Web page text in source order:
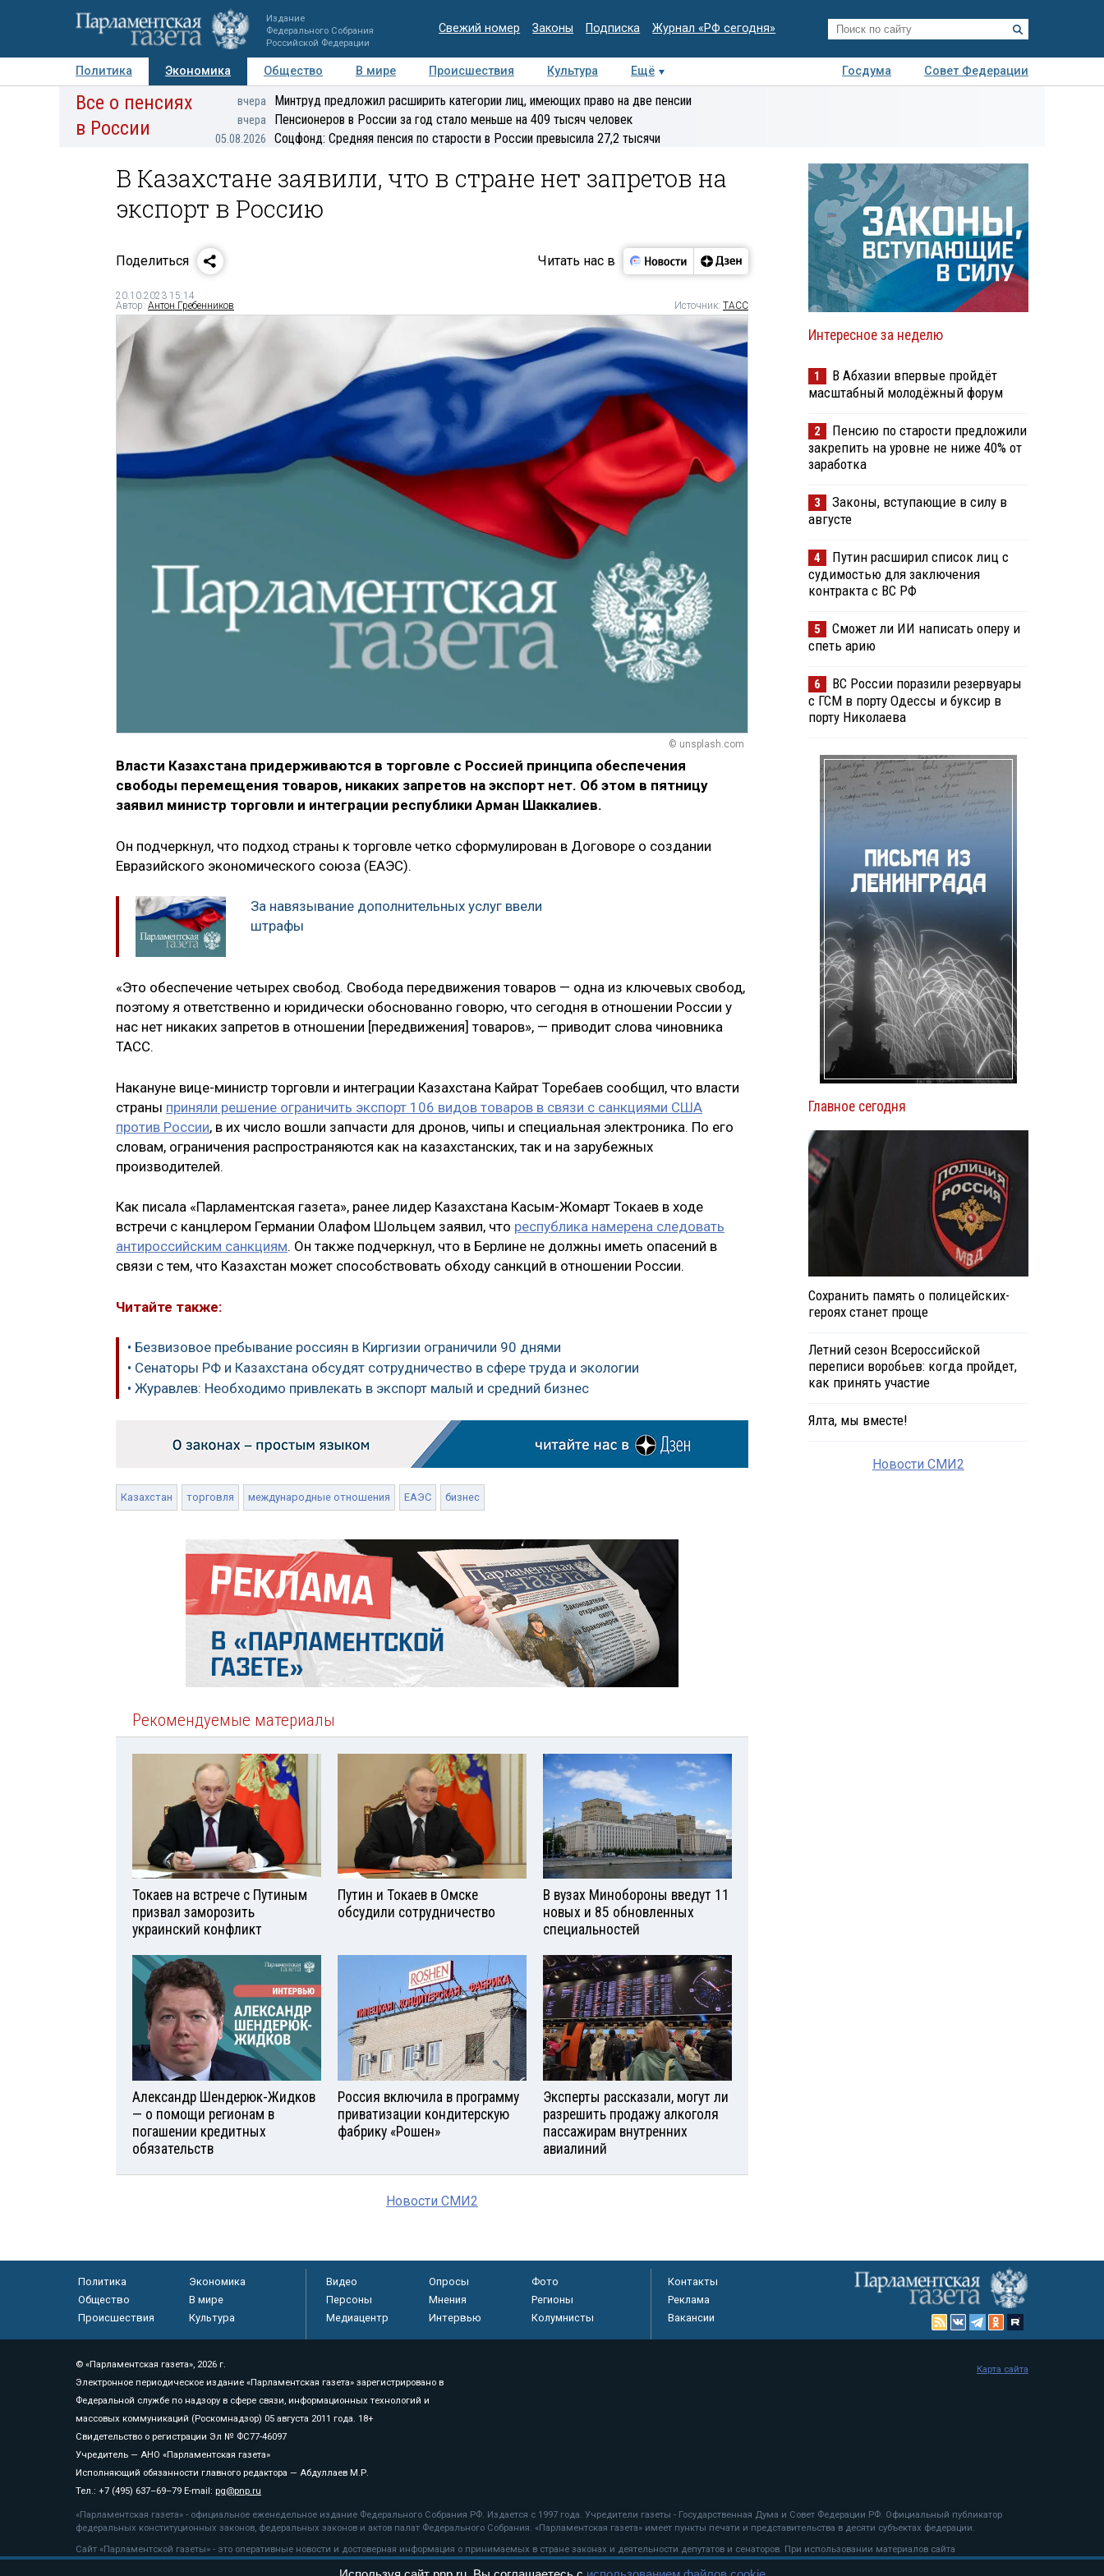
Издание
Федерального Собрания
Российской Федерации
Свежий номер Законы Подписка Журнал «РФ сегодня»
Политика Экономика Общество В мире Происшествия Культура Ещё Госдума
Совет Федерации
Авторы Персоны Мнения Регионы Медиацентр Интервью Колумнисты
Деловая
Все о пенсиях
в России
вчера Минтруд предложил расширить категории лиц, имеющих право на две пенсии
вчера Пенсионеров в России за год стало меньше на 409 тысяч человек
05.08.2026 Соцфонд: Средняя пенсия по старости в России превысила 27,2 тысячи
В Казахстане заявили, что в стране нет запретов на
экспорт в Россию
Поделиться Читать нас в
20.10.2023 15:14
Автор: Антон Гребенников Источник: ТАСС
© unsplash.com
Власти Казахстана придерживаются в торговле с Россией принципа обеспечения
свободы перемещения товаров, никаких запретов на экспорт нет. Об этом в пятницу
заявил министр торговли и интеграции республики Арман Шаккалиев.
Он подчеркнул, что подход страны к торговле четко сформулирован в Договоре о создании
Евразийского экономического союза (ЕАЭС).
За навязывание дополнительных услуг ввели
штрафы
«Это обеспечение четырех свобод. Свобода передвижения товаров — одна из ключевых свобод,
поэтому я ответственно и юридически обоснованно говорю, что сегодня в отношении России у
нас нет никаких запретов в отношении [передвижения] товаров», — приводит слова чиновника
ТАСС.
Накануне вице-министр торговли и интеграции Казахстана Кайрат Торебаев сообщил, что власти
страны приняли решение ограничить экспорт 106 видов товаров в связи с санкциями США
против России, в их число вошли запчасти для дронов, чипы и специальная электроника. По его
словам, ограничения распространяются как на казахстанских, так и на зарубежных
производителей.
Как писала «Парламентская газета», ранее лидер Казахстана Касым-Жомарт Токаев в ходе
встречи с канцлером Германии Олафом Шольцем заявил, что республика намерена следовать
антироссийским санкциям. Он также подчеркнул, что в Берлине не должны иметь опасений в
связи с тем, что Казахстан может способствовать обходу санкций в отношении России.
Читайте также:
• Безвизовое пребывание россиян в Киргизии ограничили 90 днями
• Сенаторы РФ и Казахстана обсудят сотрудничество в сфере труда и экологии
• Журавлев: Необходимо привлекать в экспорт малый и средний бизнес
Казахстан торговля международные отношения ЕАЭС бизнес
Рекомендуемые материалы
Токаев на встрече с Путиным
призвал заморозить
украинский конфликт
Путин и Токаев в Омске
обсудили сотрудничество
В вузах Минобороны введут 11
новых и 85 обновленных
специальностей
Александр Шендерюк-Жидков
— о помощи регионам в
погашении кредитных
обязательств
Россия включила в программу
приватизации кондитерскую
фабрику «Рошен»
Эксперты рассказали, могут ли
разрешить продажу алкоголя
пассажирам внутренних
авиалиний
Новости СМИ2
Интересное за неделю
1
В Абхазии впервые пройдёт
масштабный молодёжный форум
2
Пенсию по старости предложили
закрепить на уровне не ниже 40% от
заработка
3
Законы, вступающие в силу в
августе
4
Путин расширил список лиц с
судимостью для заключения
контракта с ВС РФ
5
Сможет ли ИИ написать оперу и
спеть арию
6
ВС России поразили резервуары
с ГСМ в порту Одессы и буксир в
порту Николаева
Главное сегодня
Сохранить память о полицейских-
героях станет проще
Летний сезон Всероссийской
переписи воробьев: когда пройдет,
как принять участие
Ялта, мы вместе!
Новости СМИ2
Политика
Экономика
Общество
В мире
Происшествия
Культура
Видео Опросы
Фото
Персоны
Мнения
Регионы
Медиацентр
Интервью Колумнисты
Контакты
Реклама
Вакансии
© «Парламентская газета», 2026 г.
Электронное периодическое издание «Парламентская газета» зарегистрировано в
Федеральной службе по надзору в сфере связи, информационных технологий и
массовых коммуникаций (Роскомнадзор) 05 августа 2011 года. 18+
Свидетельство о регистрации Эл № ФС77-46097
Учредитель — АНО «Парламентская газета»
Исполняющий обязанности главного редактора — Абдуллаев М.Р.
Тел.: +7 (495) 637–69–79 E-mail: pg@pnp.ru
«Парламентская газета» - официальное еженедельное издание Федерального Собрания РФ. Издается с 1997 года. Учредители газеты - Государственная Дума и Совет Федерации РФ. Официальный публикатор
федеральных конституционных законов, федеральных законов и актов палат Федерального Собрания. «Парламентская газета» имеет пункты печати и представительства в десяти субъектах федерации.
Сайт «Парламентской газеты» - это оперативные новости и достоверная информация о принимаемых в стране законах и деятельности депутатов и сенаторов. При использовании материалов сайта
«Парламентской газеты» активная ссылка на pnp.ru обязательна.
Карта сайта